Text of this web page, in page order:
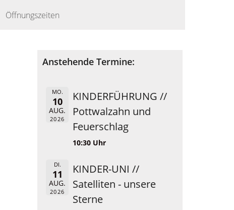
Öffnungszeiten
Anstehende Termine:
MO.
10
AUG.
2026
KINDERFÜHRUNG //
Pottwalzahn und
Feuerschlag
10:30 Uhr
DI.
11
AUG.
2026
KINDER-UNI //
Satelliten - unsere
Sterne